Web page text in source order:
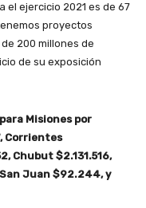
el ejercicio 2021 es de 67
proyectos
200 millones de
de su exposición
Misiones por
Corrientes
Chubut $2.131.516,
Juan $92.244, y